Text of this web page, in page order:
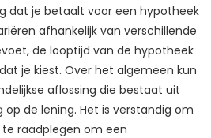
dat je betaalt voor een hypotheek
afhankelijk van verschillende
de looptijd van de hypotheek
je kiest. Over het algemeen kun
aflossing die bestaat uit
op de lening. Het is verstandig om
raadplegen om een